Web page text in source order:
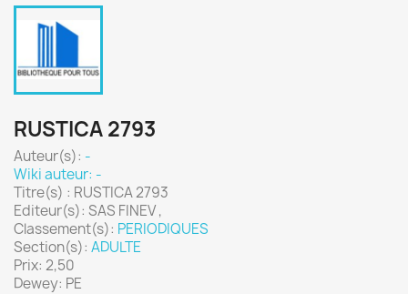
RUSTICA 2793
Auteur(s): -
Wiki auteur: -
Titre(s) : RUSTICA 2793
Editeur(s): SAS FINEV ,
Classement(s): PERIODIQUES
Section(s): ADULTE
Prix: 2,50
Dewey: PE